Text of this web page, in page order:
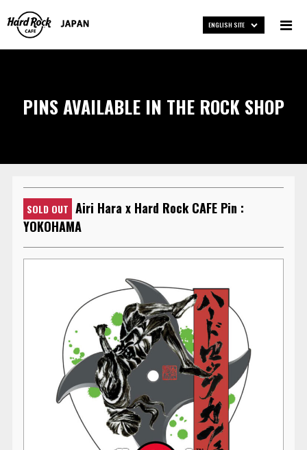
ENGLISH SITE
PINS AVAILABLE IN THE ROCK SHOP
SOLD OUT Airi Hara x Hard Rock CAFE Pin :
YOKOHAMA